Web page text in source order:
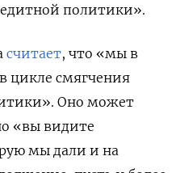
политики».
считает, что «мы в
цикле смягчения
Оно может
«вы видите
мы дали и на